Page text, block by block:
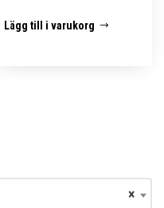
Lägg till i varukorg
×